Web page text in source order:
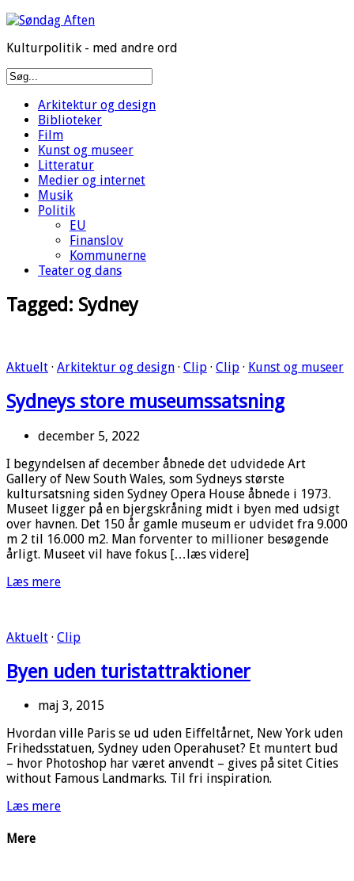
Kulturpolitik - med andre ord
Arkitektur og design
Biblioteker
Film
Kunst og museer
Litteratur
Medier og internet
Musik
Politik
EU
Finanslov
Kommunerne
Teater og dans
Tagged: Sydney
Aktuelt · Arkitektur og design · Clip · Clip · Kunst og museer
Sydneys store museumssatsning
december 5, 2022
I begyndelsen af december åbnede det udvidede Art
Gallery of New South Wales, som Sydneys største
kultursatsning siden Sydney Opera House åbnede i 1973.
Museet ligger på en bjergskråning midt i byen med udsigt
over havnen. Det 150 år gamle museum er udvidet fra 9.000
m 2 til 16.000 m2. Man forventer to millioner besøgende
årligt. Museet vil have fokus […læs videre]
Læs mere
Aktuelt · Clip
Byen uden turistattraktioner
maj 3, 2015
Hvordan ville Paris se ud uden Eiffeltårnet, New York uden
Frihedsstatuen, Sydney uden Operahuset? Et muntert bud
– hvor Photoshop har været anvendt – gives på sitet Cities
without Famous Landmarks. Til fri inspiration.
Læs mere
Mere